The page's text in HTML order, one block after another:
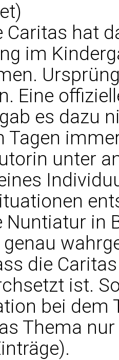
Caritas hat
im
Eine
es dazu
Tagen
unter
in
genau
die
ist.
bei dem
Thema